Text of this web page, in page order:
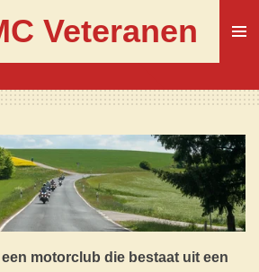
Veteranen
een motorclub die bestaat uit een